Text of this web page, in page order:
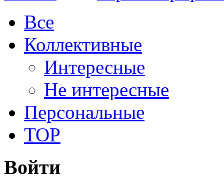
Все
Коллективные
Интересные
Не интересные
Персональные
TOP
Войти